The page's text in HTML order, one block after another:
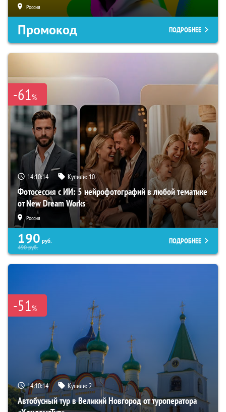
Россия
Промокод ПОДРОБНЕЕ
-61%
14:10:13 Купили:10
Фотосессия с ИИ: 5 нейрофотографий в любой тематике
от New Dream Works
Россия
190 руб.
490руб.
ПОДРОБНЕЕ
-51%
14:10:13 Купили:2
Автобусный тур в Великий Новгород от туроператора